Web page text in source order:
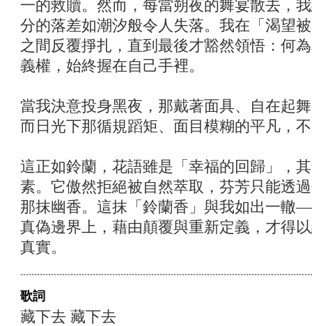
一的救贖。然而，每當朔夜的舞宴散去，
分的落差如潮汐般令人失落。我在「渴望
之間反覆掙扎，直到最後才豁然領悟：何
義權，始終握在自己手裡。
當我決意投身黑夜，那戴著面具、自在起
而日光下那循規蹈矩、面目模糊的平凡，
這正如鈴蘭，花語雖是「幸福的回歸」，
素。它傲然拒絕被自然萃取，芬芳只能透
那抹幽香。這抹「鈴蘭香」與我如出一轍
真偽邊界上，藉由顛覆與重新定義，才得
真實。
歌詞
藏下去 藏下去